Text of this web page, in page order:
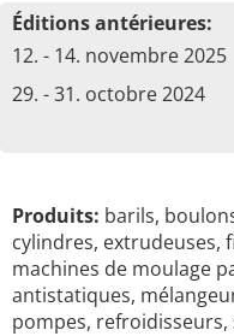
Éditions antérieures:
12. - 14. novembre 2025
29. - 31. octobre 2024
Produits: barils,
cylindres, extrudeuses,
machines de moulage
antistatiques,
pompes,